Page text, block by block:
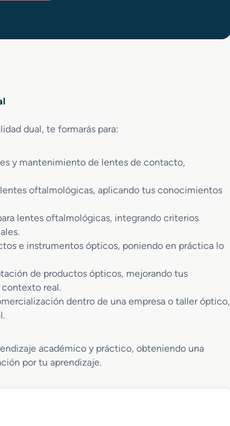
dual, te formarás para:
y mantenimiento de lentes de contacto,
oftalmológicas, aplicando tus conocimientos
lentes oftalmológicas, integrando criterios
e instrumentos ópticos, poniendo en práctica lo
de productos ópticos, mejorando tus
real.
dentro de una empresa o taller óptico,
académico y práctico, obteniendo una
por tu aprendizaje.